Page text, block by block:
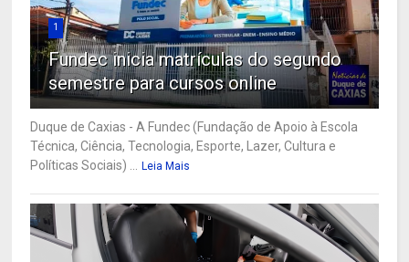
1
Fundec inicia matrículas do segundo
semestre para cursos online
Duque de Caxias - A Fundec (Fundação de Apoio à Escola
Técnica, Ciência, Tecnologia, Esporte, Lazer, Cultura e
Políticas Sociais) ...
Leia Mais